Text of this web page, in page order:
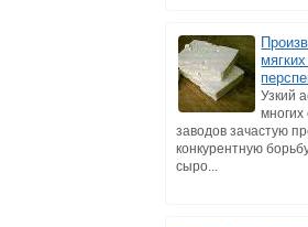
Узкий
заводов зачастую
конкурентную
сыро...